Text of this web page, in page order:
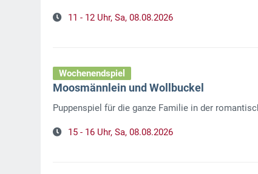
11 - 12 Uhr,Sa, 08.08.2026
Wochenendspiel
Moosmännlein und Wollbuckel
Puppenspiel für die ganze Familie in der
15 - 16 Uhr,Sa, 08.08.2026